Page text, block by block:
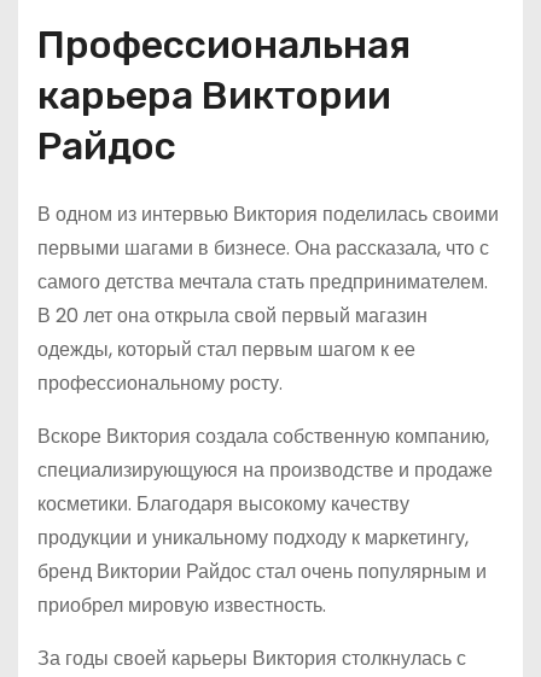
Профессиональная
карьера Виктории
Райдос
В одном из интервью Виктория поделилась своими
первыми шагами в бизнесе. Она рассказала, что с
самого детства мечтала стать предпринимателем.
В 20 лет она открыла свой первый магазин
одежды, который стал первым шагом к ее
профессиональному росту.
Вскоре Виктория создала собственную компанию,
специализирующуюся на производстве и продаже
косметики. Благодаря высокому качеству
продукции и уникальному подходу к маркетингу,
бренд Виктории Райдос стал очень популярным и
приобрел мировую известность.
За годы своей карьеры Виктория столкнулась с